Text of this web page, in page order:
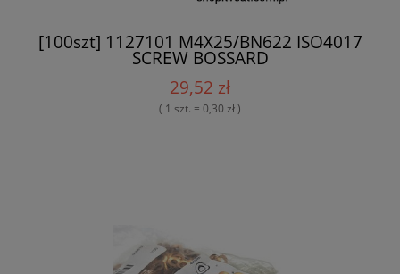
[100szt] 1127101 M4X25/BN622 ISO4017
SCREW BOSSARD
29,52 zł
( 1 szt. = 0,30 zł )